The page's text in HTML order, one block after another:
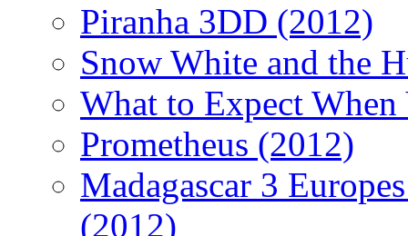
Piranha 3DD (2012)
Snow White and the
What to Expect
Prometheus (2012)
Madagascar 3
(2012)